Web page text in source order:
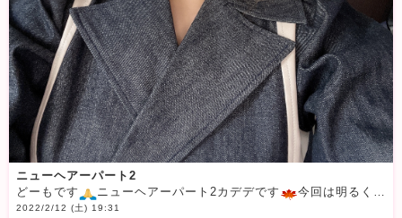
ニューヘアーパート2
どーもです
ニューヘアーパート2カデデです 今回は明るくっというよりかなり明るくしてみました
2022/2/12 (土) 19:31